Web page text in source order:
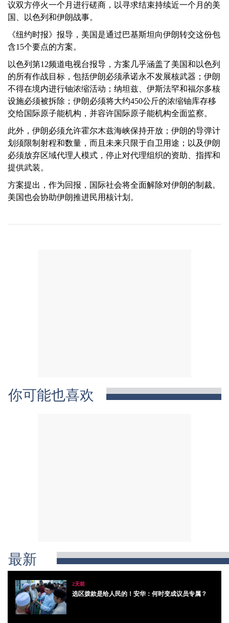
议双方停火一个月进行磋商，以寻求结束持续近一个月的美
国、以色列和伊朗战事。
《纽约时报》报导，美国是通过巴基斯坦向伊朗转交这份包
含15个要点的方案。
以色列第12频道电视台报导，方案几乎涵盖了美国和以色列
的所有作战目标，包括伊朗必须承诺永不发展核武器；伊朗
不得在境内进行铀浓缩活动；纳坦兹、伊斯法罕和福尔多核
设施必须被拆除；伊朗必须将大约450公斤的浓缩铀库存移
交给国际原子能机构，并容许国际原子能机构全面监察。
此外，伊朗必须允许霍尔木兹海峡保持开放；伊朗的导弹计
划须限制射程和数量，而且未来只限于自卫用途；以及伊朗
必须放弃区域代理人模式，停止对代理组织的资助、指挥和
提供武装。
方案提出，作为回报，国际社会将全面解除对伊朗的制裁。
美国也会协助伊朗推进民用核计划。
你可能也喜欢
最新
2天前
选区拨款是给人民的！安华：何时变成议员专属？